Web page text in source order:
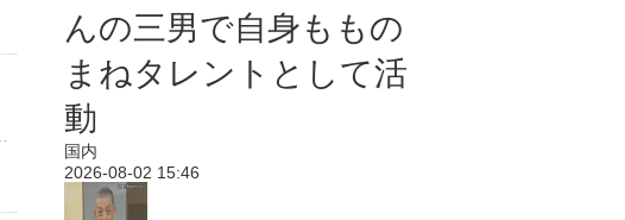
んの三男で自身ももの
まねタレントとして活
動
国内
2026-08-02 15:46